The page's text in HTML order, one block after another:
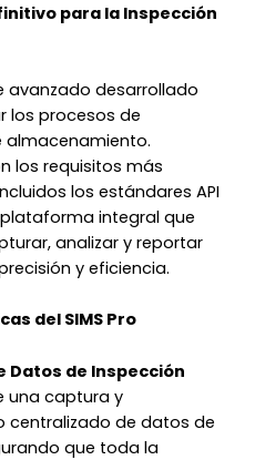
para la Inspección
avanzado desarrollado
los procesos de
almacenamiento.
los requisitos más
los estándares API
integral que
analizar y reportar
y eficiencia.
del SIMS Pro
Datos de Inspección
una captura y
centralizado de datos de
que toda la